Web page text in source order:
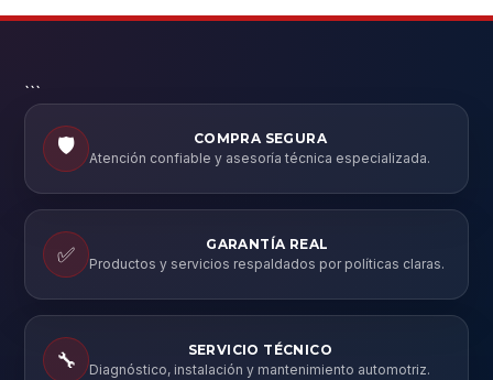
```
🛡️
COMPRA SEGURA
Atención confiable y asesoría técnica especializada.
✅
GARANTÍA REAL
Productos y servicios respaldados por políticas claras.
🔧
SERVICIO TÉCNICO
Diagnóstico, instalación y mantenimiento automotriz.